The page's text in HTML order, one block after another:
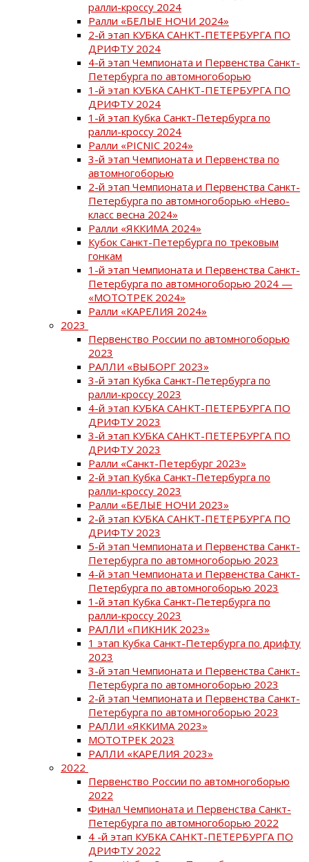
ралли-кроссу 2024
Ралли «БЕЛЫЕ НОЧИ 2024»
2-й этап КУБКА САНКТ-ПЕТЕРБУРГА ПО
ДРИФТУ 2024
4-й этап Чемпионата и Первенства Санкт-
Петербурга по автомногоборью
1-й этап КУБКА САНКТ-ПЕТЕРБУРГА ПО
ДРИФТУ 2024
1-й этап Кубка Санкт-Петербурга по
ралли-кроссу 2024
Ралли «PICNIC 2024»
3-й этап Чемпионата и Первенства по
автомногоборью
2-й этап Чемпионата и Первенства Санкт-
Петербурга по автомногоборью «Нево-
класс весна 2024»
Ралли «ЯККИМА 2024»
Кубок Санкт-Петербурга по трековым
гонкам
1-й этап Чемпионата и Первенства Санкт-
Петербурга по автомногоборью 2024 —
«МОТОТРЕК 2024»
Ралли «КАРЕЛИЯ 2024»
2023
Первенство России по автомногоборью
2023
РАЛЛИ «ВЫБОРГ 2023»
3-й этап Кубка Санкт-Петербурга по
ралли-кроссу 2023
4-й этап КУБКА САНКТ-ПЕТЕРБУРГА ПО
ДРИФТУ 2023
3-й этап КУБКА САНКТ-ПЕТЕРБУРГА ПО
ДРИФТУ 2023
Ралли «Санкт-Петербург 2023»
2-й этап Кубка Санкт-Петербурга по
ралли-кроссу 2023
Ралли «БЕЛЫЕ НОЧИ 2023»
2-й этап КУБКА САНКТ-ПЕТЕРБУРГА ПО
ДРИФТУ 2023
5-й этап Чемпионата и Первенства Санкт-
Петербурга по автомногоборью 2023
4-й этап Чемпионата и Первенства Санкт-
Петербурга по автомногоборью 2023
1-й этап Кубка Санкт-Петербурга по
ралли-кроссу 2023
РАЛЛИ «ПИКНИК 2023»
1 этап Кубка Санкт-Петербурга по дрифту
2023
3-й этап Чемпионата и Первенства Санкт-
Петербурга по автомногоборью 2023
2-й этап Чемпионата и Первенства Санкт-
Петербурга по автомногоборью 2023
РАЛЛИ «ЯККИМА 2023»
МОТОТРЕК 2023
РАЛЛИ «КАРЕЛИЯ 2023»
2022
Первенство России по автомногоборью
2022
Финал Чемпионата и Первенства Санкт-
Петербурга по автомногоборью 2022
4 -й этап КУБКА САНКТ-ПЕТЕРБУРГА ПО
ДРИФТУ 2022